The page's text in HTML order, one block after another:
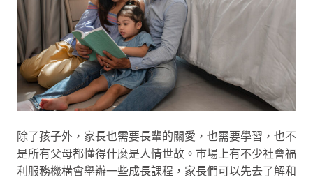
除了孩子外，家長也需要長輩的關愛，也需要學習，也不
是所有父母都懂得什麼是人情世故。巿場上有不少社會福
利服務機構會舉辦一些成長課程，家長們可以先去了解和